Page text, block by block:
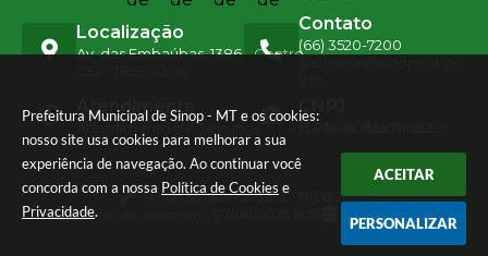
Prefeitura Municipal de Sinop - MT e os cookies:
nosso site usa cookies para melhorar a sua
experiência de navegação. Ao continuar você
concorda com a nossa Política de Cookies e
Privacidade.
ACEITAR
PERSONALIZAR
Localização
Av. das Embaúbas, 1386 - Centro
Contato
(66) 3520-7200
Atendimento
Atendimento de Segunda a Sexta-feira, das 7h às 13h
CNPJ
Versão do Sistema:3.5.3 - 19/06/2026
Portal atualizado em:
Dados Abertos